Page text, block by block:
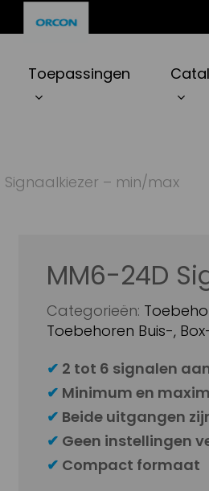
Toepassingen
Signaalkiezer – min/max
MM6-24D
Categorieën:
Toebehoren Buis-,
✔ 2 tot 6 signalen
✔ Minimum en
✔ Beide uitgangen
✔ Geen instellingen
✔ Compact formaat